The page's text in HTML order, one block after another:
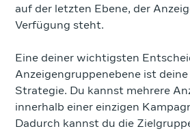
auf der letzten Ebene, der
Verfügung steht.
Eine deiner wichtigsten
Anzeigengruppenebene ist
Strategie. Du kannst mehrere
innerhalb einer einzigen
Dadurch kannst du die